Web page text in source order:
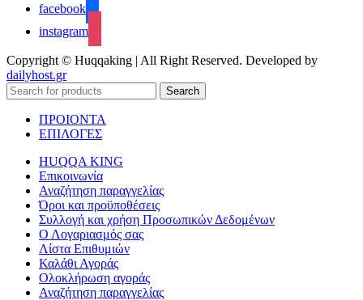
facebook
instagram
Copyright © Huqqaking | All Right Reserved. Developed by
dailyhost.gr
Search
ΠΡΟΙΟΝΤΑ
ΕΠΙΛΟΓΕΣ
HUQQA KING
Επικοινωνία
Αναζήτηση παραγγελίας
Όροι και προϋποθέσεις
Συλλογή και χρήση Προσωπικών Δεδομένων
Ο Λογαριασμός σας
Λίστα Επιθυμιών
Καλάθι Αγοράς
Ολοκλήρωση αγοράς
Αναζήτηση παραγγελίας